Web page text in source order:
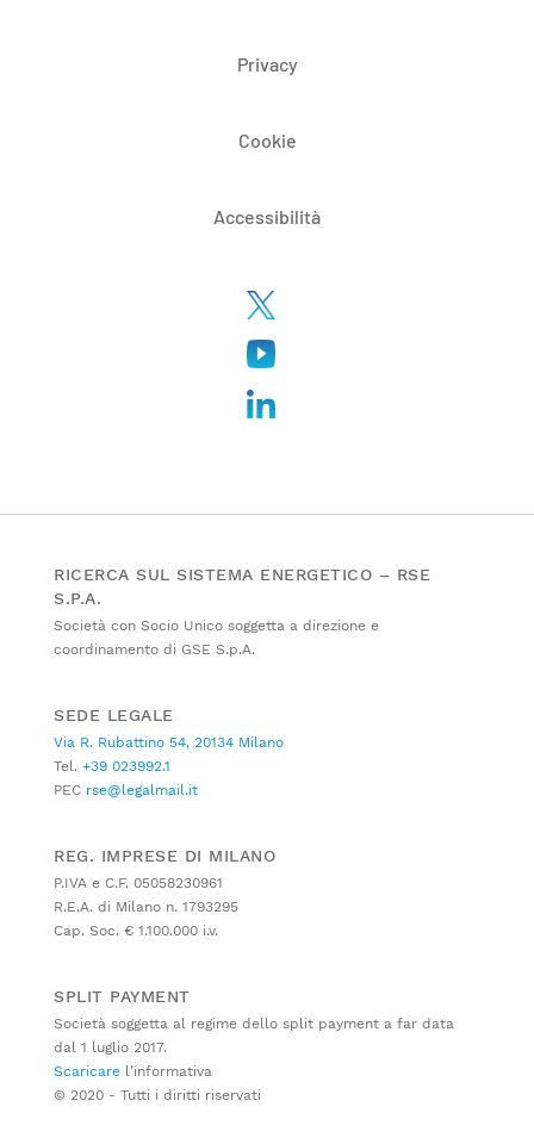
Privacy
Cookie
Accessibilità
RICERCA SUL SISTEMA ENERGETICO – RSE
S.P.A.
Società con Socio Unico soggetta a direzione e
coordinamento di GSE S.p.A.
SEDE LEGALE
Via R. Rubattino 54, 20134 Milano
Tel. +39 023992.1
PEC rse@legalmail.it
REG. IMPRESE DI MILANO
P.IVA e C.F. 05058230961
R.E.A. di Milano n. 1793295
Cap. Soc. € 1.100.000 i.v.
SPLIT PAYMENT
Società soggetta al regime dello split payment a far data
dal 1 luglio 2017.
Scaricare l’informativa
© 2020 - Tutti i diritti riservati